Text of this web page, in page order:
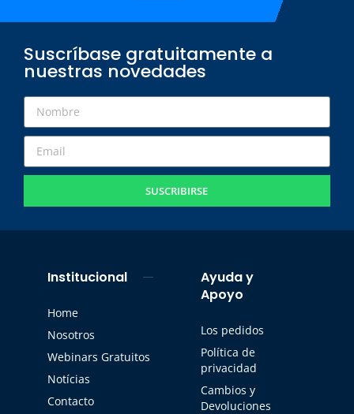
Suscríbase gratuitamente a
nuestras novedades
SUSCRIBIRSE
Institucional
Home
Nosotros
Webinars Gratuitos
Notícias
Contacto
Ayuda y
Apoyo
Los pedidos
Política de
privacidad
Cambios y
Devoluciones